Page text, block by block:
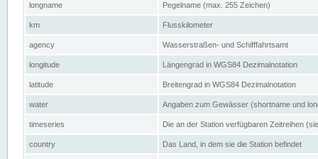
longname Pegelname (max. 255 Zeichen)
km Flusskilometer
agency Wasserstraßen- und Schifffahrtsamt
longitude Längengrad in WGS84 Dezimalnotation
latitude Breitengrad in WGS84 Dezimalnotation
water Angaben zum Gewässer (shortname und
timeseries Die an der Station verfügbaren Zeitreihen
country Das Land, in dem sie die Station befindet